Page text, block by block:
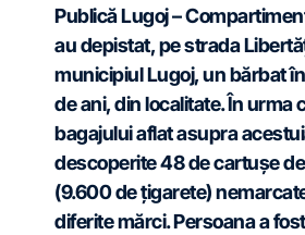
Publică Lugoj –
au depistat, pe strada
municipiul Lugoj, un bărbat
de ani, din localitate. În urma
bagajului aflat asupra
descoperite 48 de cartușe
(9.600 de țigarete)
diferite mărci. Persoana a